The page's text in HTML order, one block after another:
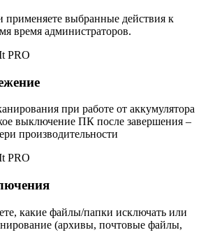
применяете выбранные действия к
время администраторов.
при работе от аккумулятора
выключение ПК после завершения –
производительности
какие файлы/папки исключать или
(архивы, почтовые файлы,